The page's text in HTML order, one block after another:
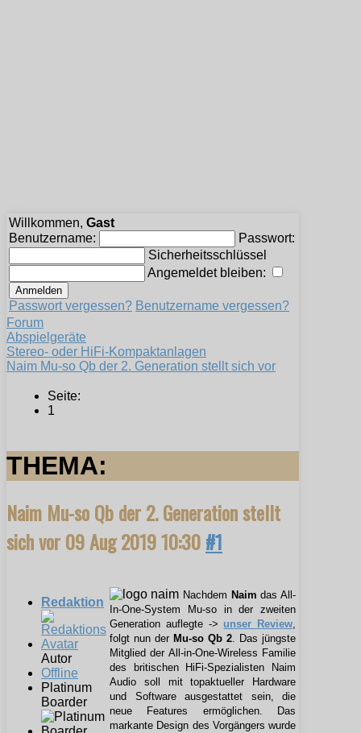
Willkommen, Gast
Benutzername:
Passwort:
Sicherheitsschlüssel
Angemeldet bleiben:
Passwort vergessen? Benutzername vergessen?
Forum
Abspielgeräte
Stereo- oder HiFi-Kompaktanlagen
Naim Mu-so Qb der 2. Generation stellt sich vor
Seite:
1
THEMA:
Naim Mu-so Qb der 2. Generation stellt
sich vor09 Aug 2019 10:30#1
Redaktion
Autor
Offline
Platinum
Boarder
Nachdem Naim das All-
In-One-System Mu-so in der zweiten
Generation auflegte ->unser Review,
folgt nun der Mu-so Qb 2. Das jüngste
Mitglied der All-in-One-Wireless Familie
des britischen HiFi-Spezialisten Naim
Audio soll mit topaktueller Hardware
und Software ausgestattet sein, die
neue Features ermöglichen. Das
markante Design des Vorgängers wurde